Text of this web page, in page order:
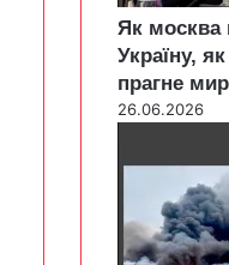
Як москва
Україну,
прагне
26.06.2026